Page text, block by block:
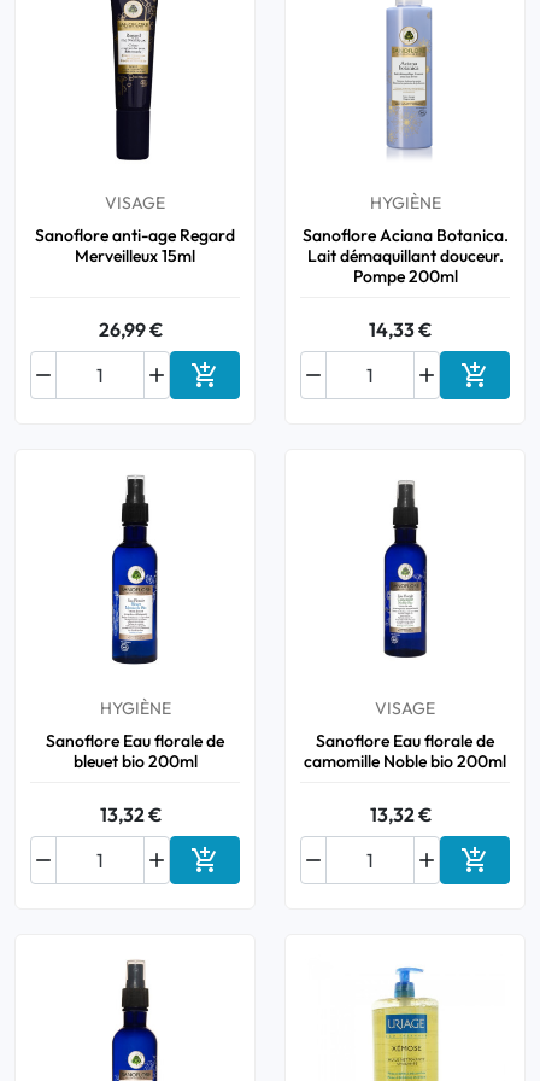
VISAGE
Sanoflore anti-age Regard
Merveilleux 15ml
26,99 €

 Ajouter au panier
HYGIÈNE
Sanoflore Aciana Botanica.
Lait démaquillant douceur.
Pompe 200ml
14,33 €

 
HYGIÈNE
Sanoflore Eau florale de
bleuet bio 200ml
13,32 €

 Ajouter au panier
VISAGE
Sanoflore Eau florale de
camomille Noble bio 200ml
13,32 €

 